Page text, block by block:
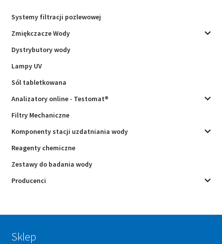
Systemy filtracji pozlewowej
Zmiękczacze Wody
Dystrybutory wody
Lampy UV
Sól tabletkowana
Analizatory online - Testomat®
Filtry Mechaniczne
Komponenty stacji uzdatniania wody
Reagenty chemiczne
Zestawy do badania wody
Producenci
Sklep